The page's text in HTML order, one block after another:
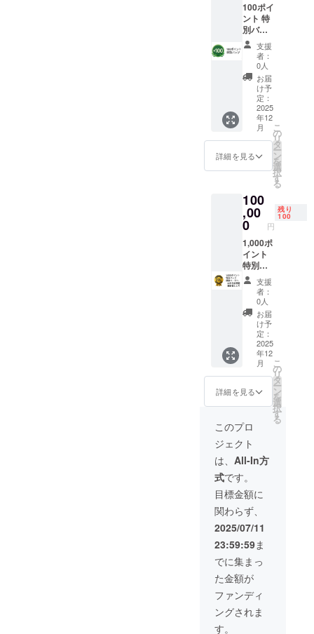
100ポイ
ント 特
別バッ
ジ • 使
用方
法：
reValue
アプリ
内プロ
フィー
ルに表
示され
ます。 •
提供方
法：ア
プリ公
自動付
与。 •
注意事
項：譲
渡・換
金不
可。ア
プリ内
でのみ
表示さ
れま
す。
支援
者：
0人
お届
け予
定：
2025
年12
月
詳細を見る
こ
の
リ
タ
ー
ン
を
選
択
す
る
100
,00
0 円
残り
100
1,000ポ
イント
特別
バッジ •
使用方
法：
reValue
アプリ
内プロ
フィー
ルに表
示され
ます。 •
提供方
法：ア
プリ公
開後、
自動付
与。 •
注意事
項：譲
渡・換
金不
可。ア
プリ内
でのみ
表示さ
れま
す。 感
謝ペー
ジへの
お名前
掲載
（貢献
支援
者：
0人
お届
け予
定：
2025
年12
月
詳細を見る
こ
の
リ
タ
ー
ン
を
選
択
す
る
このプロ
ジェクト
は、 All-In方
式です。
目標金額に
関わらず、
2025/07/11
23:59:59ま
でに集まっ
た金額が
ファンディ
ングされま
す。